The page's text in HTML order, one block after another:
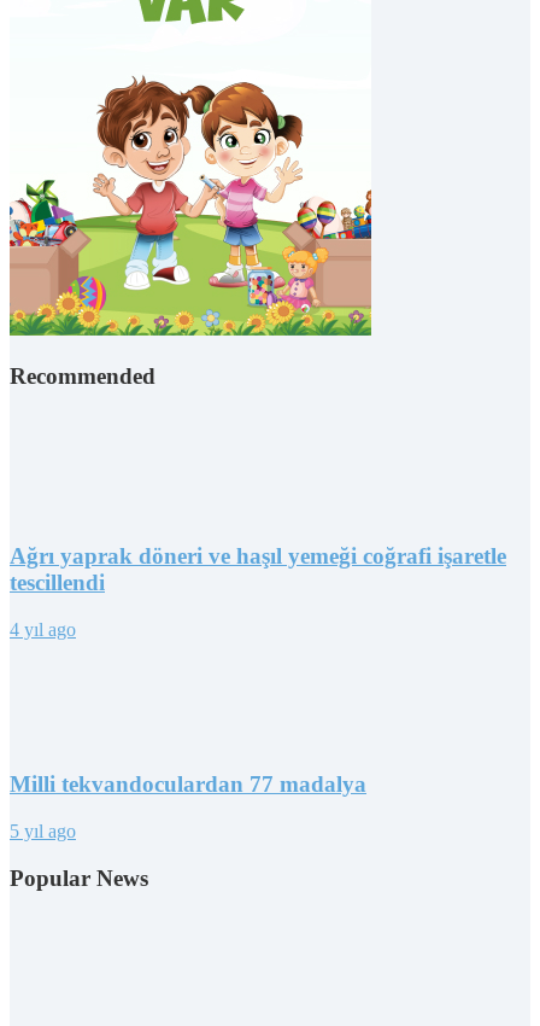
Recommended
Ağrı yaprak döneri ve haşıl yemeği coğrafi işaretle
tescillendi
4 yıl ago
Milli tekvandoculardan 77 madalya
5 yıl ago
Popular News